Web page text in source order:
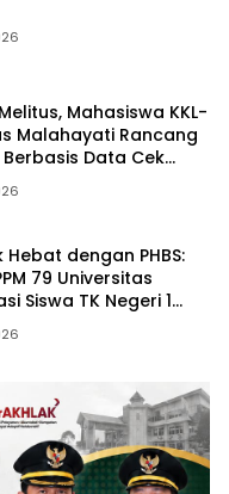
Mahasiswa KKL-
Malahayati Rancang
Data Cek
RW 06 Kelurahan
dengan PHBS:
79 Universitas
Siswa TK Negeri 1